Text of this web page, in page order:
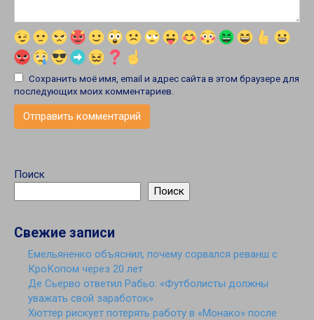
Сохранить моё имя, email и адрес сайта в этом браузере для
последующих моих комментариев.
Поиск
Поиск
Свежие записи
Емельяненко объяснил, почему сорвался реванш с
КроКопом через 20 лет
Де Сьерво ответил Рабьо: «Футболисты должны
уважать свой заработок»
Хюттер рискует потерять работу в «Монако» после